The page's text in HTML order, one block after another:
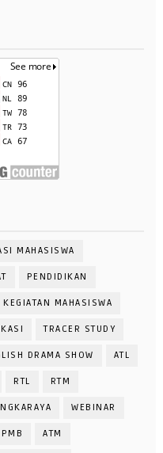
MAHASISWA
PENDIDIKAN
KEGIATAN MAHASISWA
TRACER STUDY
DRAMA SHOW ATL
RTL RTM
WEBINAR
PMB ATM